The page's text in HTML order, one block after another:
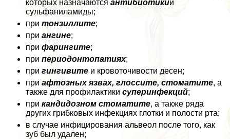
которых назначаются антибиотикии
сульфаниламиды;
при тонзиллите;
при ангине;
при фарингите;
при периодонтопатиях;
при гингивите и кровоточивости десен;
при афтозных язвах, глоссите, стоматите, а
также для профилактики суперинфекций;
при кандидозном стоматите, а также ряда
других грибковых инфекциях глотки и полости рта;
в случае инфицирования альвеол после того, как
зуб был удален;